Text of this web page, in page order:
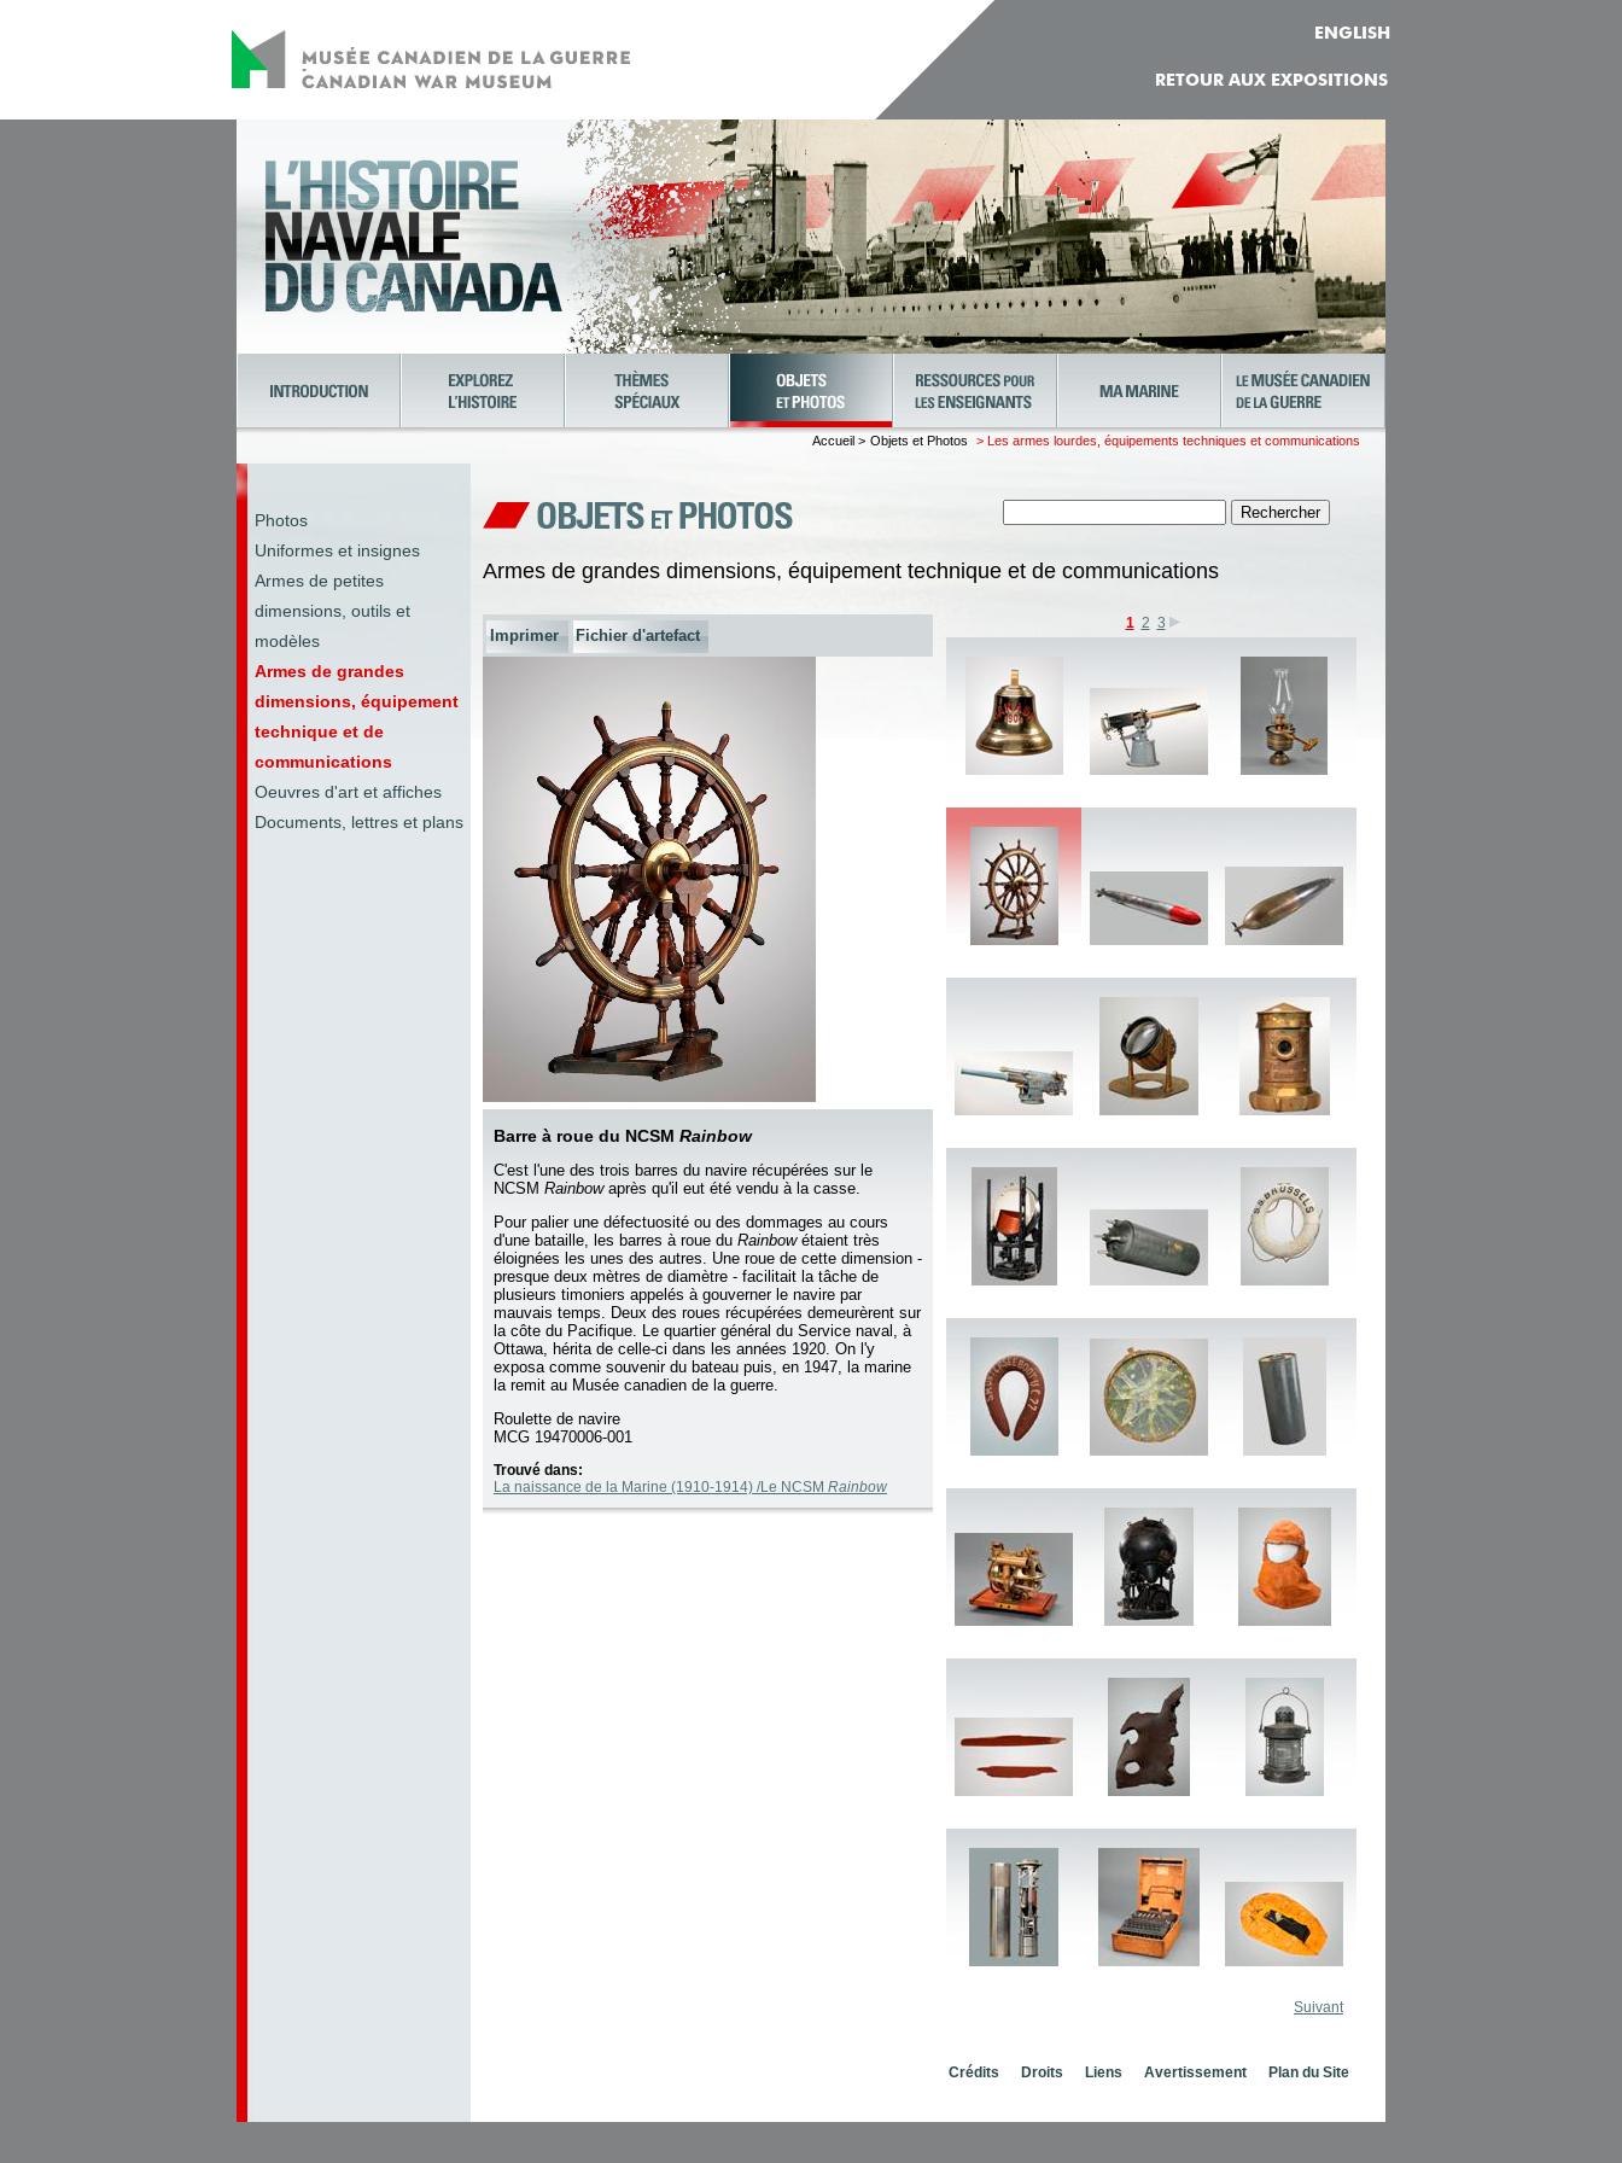
ENGLISH
RETOUR AUX EXPOSITIONS
Accueil > Objets et Photos > Les armes lourdes, équipements techniques et communications
Photos
Uniformes et insignes
Armes de petites
dimensions, outils et
modèles
Armes de grandes
dimensions, équipement
technique et de
communications
Oeuvres d'art et affiches
Documents, lettres et plans
Armes de grandes dimensions, équipement technique et de communications
Imprimer Fichier d'artefact
Barre à roue du NCSM Rainbow
C'est l'une des trois barres du navire récupérées sur le
NCSM Rainbowaprès qu'il eut été vendu à la casse.
Pour palier une défectuosité ou des dommages au cours
d'une bataille, les barres à roue du Rainbow étaient très
éloignées les unes des autres. Une roue de cette dimension -
presque deux mètres de diamètre - facilitait la tâche de
plusieurs timoniers appelés à gouverner le navire par
mauvais temps. Deux des roues récupérées demeurèrent sur
la côte du Pacifique. Le quartier général du Service naval, à
Ottawa, hérita de celle-ci dans les années 1920. On l'y
exposa comme souvenir du bateau puis, en 1947, la marine
la remit au Musée canadien de la guerre.
Roulette de navire
MCG 19470006-001
Trouvé dans:
La naissance de la Marine (1910-1914) /Le NCSM Rainbow
1 2 3
Suivant
Crédits Droits Liens Avertissement Plan du Site